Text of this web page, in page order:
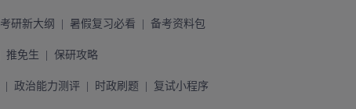
考研新大纲 暑假复习必看 备考资料包
推免生 保研攻略
政治能力测评 时政刷题 复试小程序